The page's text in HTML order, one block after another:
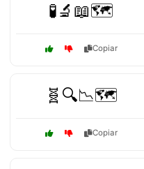
🧪🔬📖🗺️
Copiar
🧬🔍📉🗺️
Copiar